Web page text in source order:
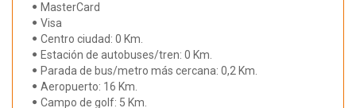
MasterCard
Visa
Centro ciudad: 0 Km.
Estación de autobuses/tren: 0 Km.
Parada de bus/metro más cercana: 0,2 Km.
Aeropuerto: 16 Km.
Campo de golf: 5 Km.